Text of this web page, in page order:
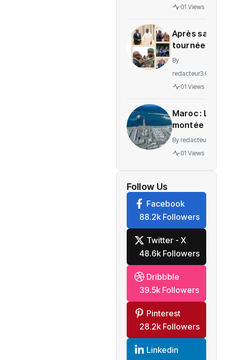
des
Ituri
01 Views
Après sa
tournée
régionale,
de
By
redacteur3.0
01 Views
Maroc : La
montée en
puissance
d’un
de
l’économie
mondiale
By redacteur3.0
01 Views
Follow Us
Facebook
88.2k Followers
Twitter - X
48.6k Followers
Dribbble
39.5k Followers
Pinterest
28.2k Followers
Linkedin